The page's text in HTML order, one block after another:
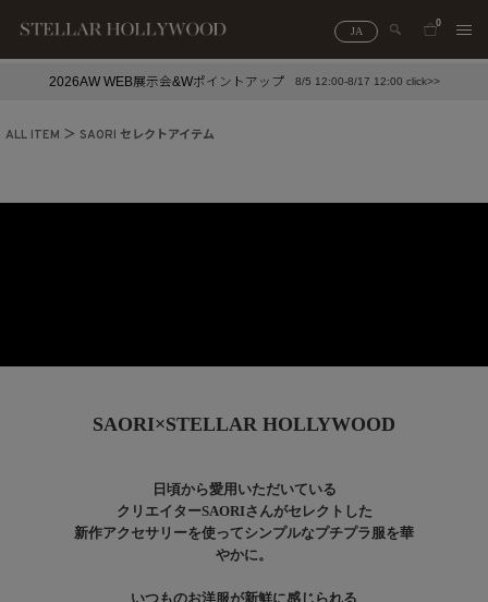
JA
0
#スタッフイチ押し（通勤パールアクセ）
2026AW WEB展示会&Wポイントアップ 8/5 12:00-8/17 12:00 click>>
ALL ITEM SAORI セレクトアイテム
SAORI×STELLAR HOLLYWOOD
日頃から愛用いただいている
クリエイターSAORIさんがセレクトした
新作アクセサリーを使ってシンプルなプチプラ服を華
やかに。
いつものお洋服が新鮮に感じられる